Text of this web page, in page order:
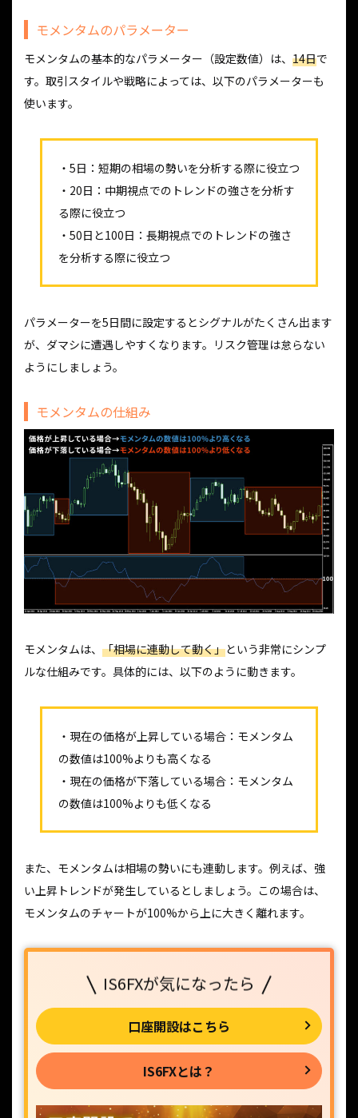
モメンタムのパラメーター
モメンタムの基本的なパラメーター（設定数値）は、 14日で
す。取引スタイルや戦略によっては、以下のパラメーターも
使います。
・5日：短期の相場の勢いを分析する際に役立つ
・20日：中期視点でのトレンドの強さを分析す
る際に役立つ
・50日と100日：長期視点でのトレンドの強さ
を分析する際に役立つ
パラメーターを5日間に設定するとシグナルがたくさん出ます
が、ダマシに遭遇しやすくなります。リスク管理は怠らない
ようにしましょう。
モメンタムの仕組み
モメンタムは、 「相場に連動して動く」という非常にシンプ
ルな仕組みです。具体的には、以下のように動きます。
・現在の価格が上昇している場合：モメンタム
の数値は100%よりも高くなる
・現在の価格が下落している場合：モメンタム
の数値は100%よりも低くなる
また、モメンタムは相場の勢いにも連動します。例えば、強
い上昇トレンドが発生しているとしましょう。この場合は、
モメンタムのチャートが100%から上に大きく離れます。
IS6FXが気になったら
口座開設はこちら
IS6FXとは？